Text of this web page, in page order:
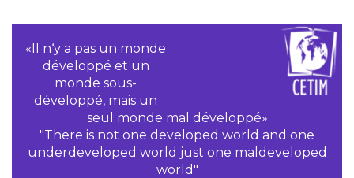
«Il n‘y a pas un monde
développé et un
monde sous-
développé, mais un
seul monde mal développé»
"There is not one developed world and one
underdeveloped world just one maldeveloped
world"